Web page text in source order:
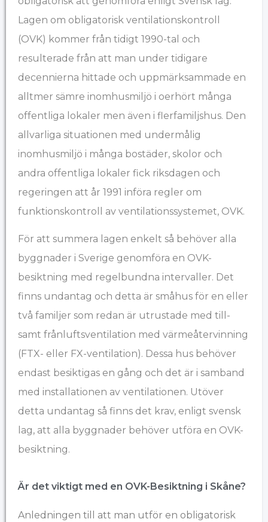
Lagen om obligatorisk ventilationskontroll
(OVK) kommer från tidigt 1990-tal och
resulterade från att man under tidigare
decennierna hittade och uppmärksammade en
alltmer sämre inomhusmiljö i oerhört många
offentliga lokaler men även i flerfamiljshus. Den
allvarliga situationen med undermålig
inomhusmiljö i många bostäder, skolor och
andra offentliga lokaler fick riksdagen och
regeringen att år 1991 införa regler om
funktionskontroll av ventilationssystemet, OVK.
För att summera lagen enkelt så behöver alla
byggnader i Sverige genomföra en OVK-
besiktning med regelbundna intervaller. Det
finns undantag och detta är småhus för en eller
två familjer som redan är utrustade med till-
samt frånluftsventilation med värmeåtervinning
(FTX- eller FX-ventilation). Dessa hus behöver
endast besiktigas en gång och det är i samband
med installationen av ventilationen. Utöver
detta undantag så finns det krav, enligt svensk
lag, att alla byggnader behöver utföra en OVK-
besiktning.
Är det viktigt med en OVK-Besiktning i Skåne?
Anledningen till att man utför en obligatorisk